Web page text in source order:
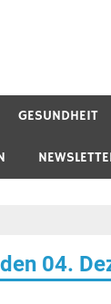
GESUNDHEIT
04.